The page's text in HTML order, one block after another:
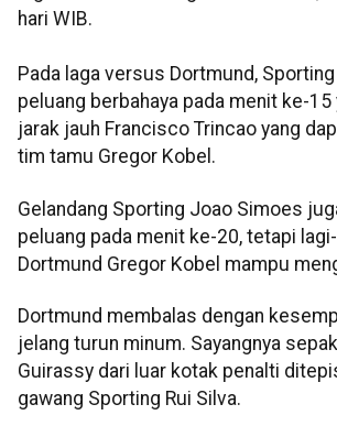
hari WIB.
Pada laga versus Dortmund,
peluang berbahaya pada menit ke-15
jarak jauh Francisco Trincao yang
tim tamu Gregor Kobel.
Gelandang Sporting Joao Simoes
peluang pada menit ke-20, tetapi
Dortmund Gregor Kobel mampu
Dortmund membalas dengan
jelang turun minum. Sayangnya
Guirassy dari luar kotak penalti
gawang Sporting Rui Silva.